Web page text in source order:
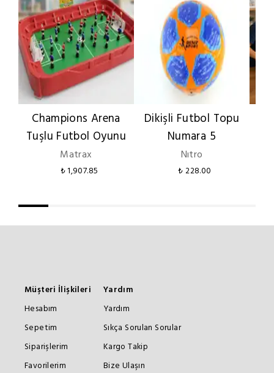
Champions Arena
Tuşlu Futbol Oyunu
Matrax
₺ 1,907.85
Dikişli Futbol Topu
Numara 5
Nıtro
₺ 228.00
Müşteri İlişkileri
Hesabım
Sepetim
Siparişlerim
Favorilerim
Yardım
Yardım
Sıkça Sorulan Sorular
Kargo Takip
Bize Ulaşın